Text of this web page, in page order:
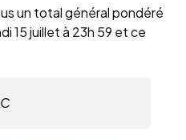
un total général pondéré
15 juillet à 23h 59 et ce